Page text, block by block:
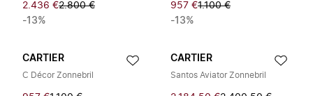
2.436 €2.800 €
-13%
957 €1.100 €
-13%
CARTIER
C Décor Zonnebril
CARTIER
Santos Aviator Zonnebril